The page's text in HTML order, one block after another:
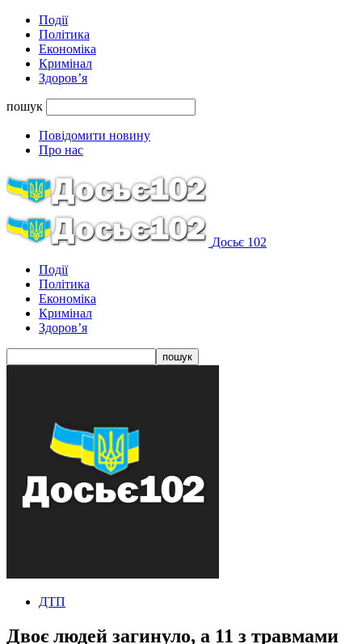
Події
Політика
Економіка
Кримінал
Здоров’я
пошук
Повідомити новину
Про нас
Досьє 102
Події
Політика
Економіка
Кримінал
Здоров’я
ДТП
Двоє людей загинуло, а 11 з травмами